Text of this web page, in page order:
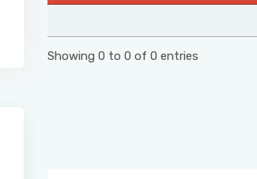
Showing 0 to 0 of 0 entries